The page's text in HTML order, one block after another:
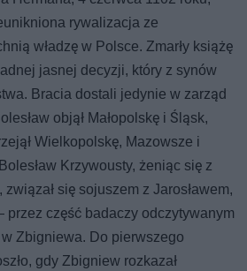
rywalizacja ze
władzę w Polsce. Zmarły książę
jasnej decyzji, który z synów
Bracia dostali jedynie w zarząd
objął Małopolskę i Śląsk,
Wielkopolskę, Mazowsze i
Krzywousty, żeniąc się z
się sojuszem z Jarosławem,
przez część badaczy odczytywanym
Zbigniewa. Do pierwszego
gdy Zbigniew rozkazał